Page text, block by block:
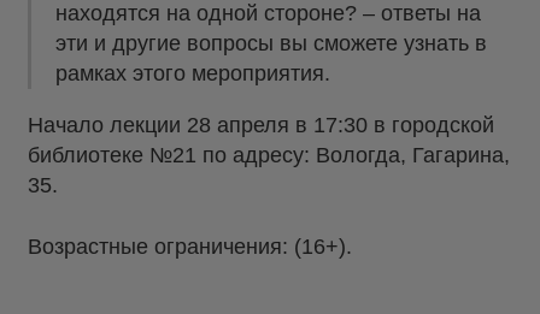
находятся на одной стороне? – ответы на
эти и другие вопросы вы сможете узнать в
рамках этого мероприятия.
Начало лекции 28 апреля в 17:30 в городской
библиотеке №21 по адресу: Вологда, Гагарина,
35.
Возрастные ограничения: (16+).